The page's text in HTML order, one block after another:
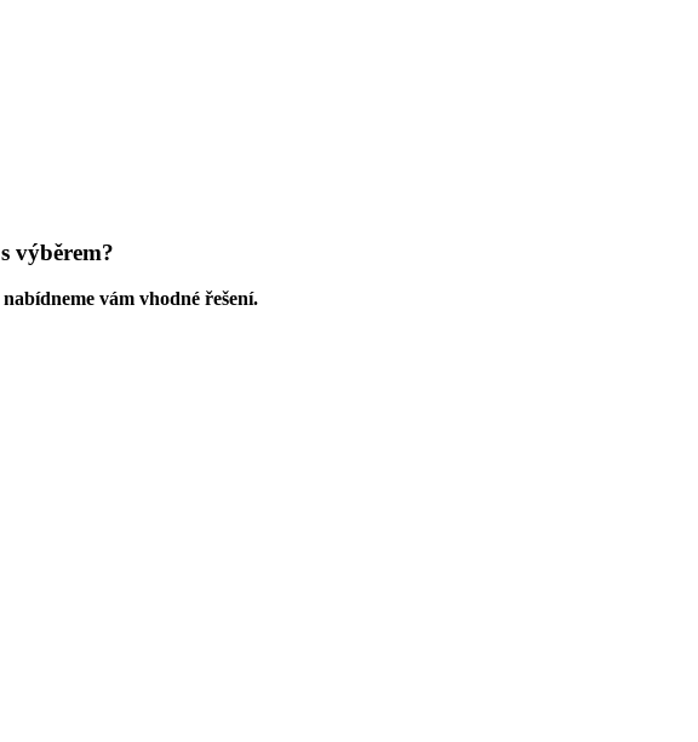
výběrem?
vám vhodné řešení.